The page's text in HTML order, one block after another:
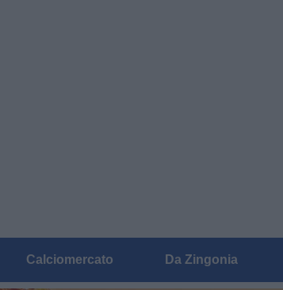
Calciomercato Da Zingonia